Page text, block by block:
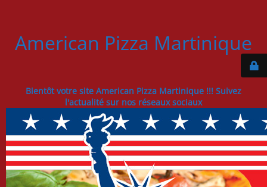
American Pizza Martinique
Bientôt votre site American Pizza Martinique !!! Suivez
l'actualité sur nos réseaux sociaux